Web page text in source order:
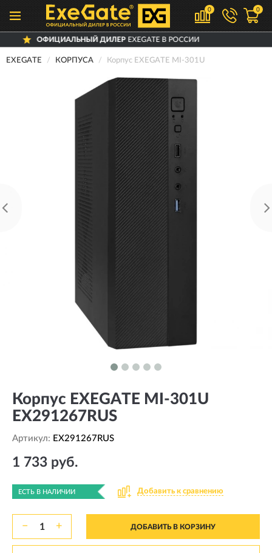
0 0
ДИЛЕРEXEGATE В РОССИИ
EXEGATE КОРПУСА Корпус EXEGATE MI-301U
Корпус EXEGATE MI-301U
EX291267RUS
Артикул: EX291267RUS
1 733 руб.
ЕСТЬ В НАЛИЧИИ Добавить к сравнению
− + ДОБАВИТЬ В КОРЗИНУ